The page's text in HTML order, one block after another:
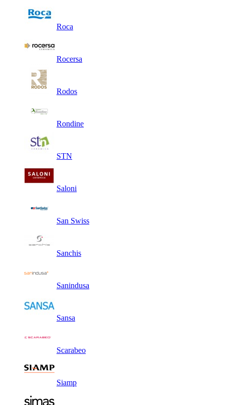
Roca
Rocersa
Rodos
Rondine
STN
Saloni
San Swiss
Sanchis
Sanindusa
Sansa
Scarabeo
Siamp